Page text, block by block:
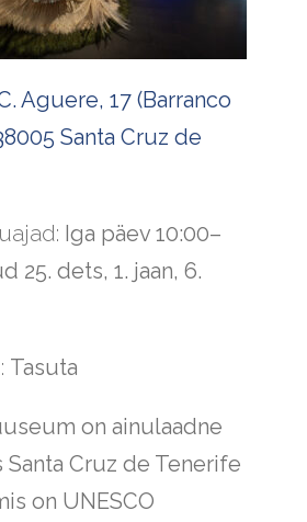
Aguere, 17 (Barranco
Santa Cruz de
Iga päev 10:00–
25. dets, 1. jaan, 6.
Tasuta
on ainulaadne
Cruz de Tenerife
on UNESCO